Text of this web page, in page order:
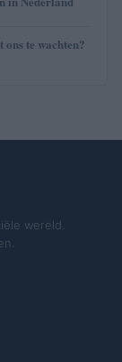
te wachten?
wereld.